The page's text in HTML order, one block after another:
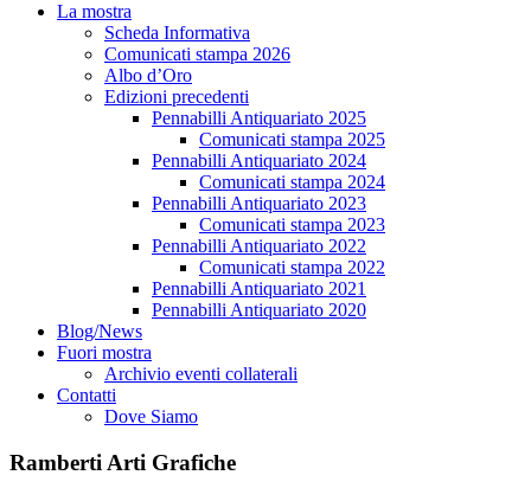
La mostra
Scheda Informativa
Comunicati stampa 2026
Albo d’Oro
Edizioni precedenti
Pennabilli Antiquariato 2025
Comunicati stampa 2025
Pennabilli Antiquariato 2024
Comunicati stampa 2024
Pennabilli Antiquariato 2023
Comunicati stampa 2023
Pennabilli Antiquariato 2022
Comunicati stampa 2022
Pennabilli Antiquariato 2021
Pennabilli Antiquariato 2020
Blog/News
Fuori mostra
Archivio eventi collaterali
Contatti
Dove Siamo
Ramberti Arti Grafiche